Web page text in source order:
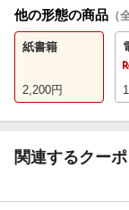
他の形態の商品 （
紙書籍
2,200円
関連するクー